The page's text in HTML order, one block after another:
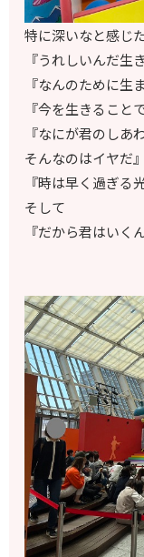
特に深いなと感じ
『うれしいんだ生
『なんのために生
『今を生きること
『なにが君のしあ
そんなのはイヤだ』
『時は早く過ぎる
そして
『だから君はいく